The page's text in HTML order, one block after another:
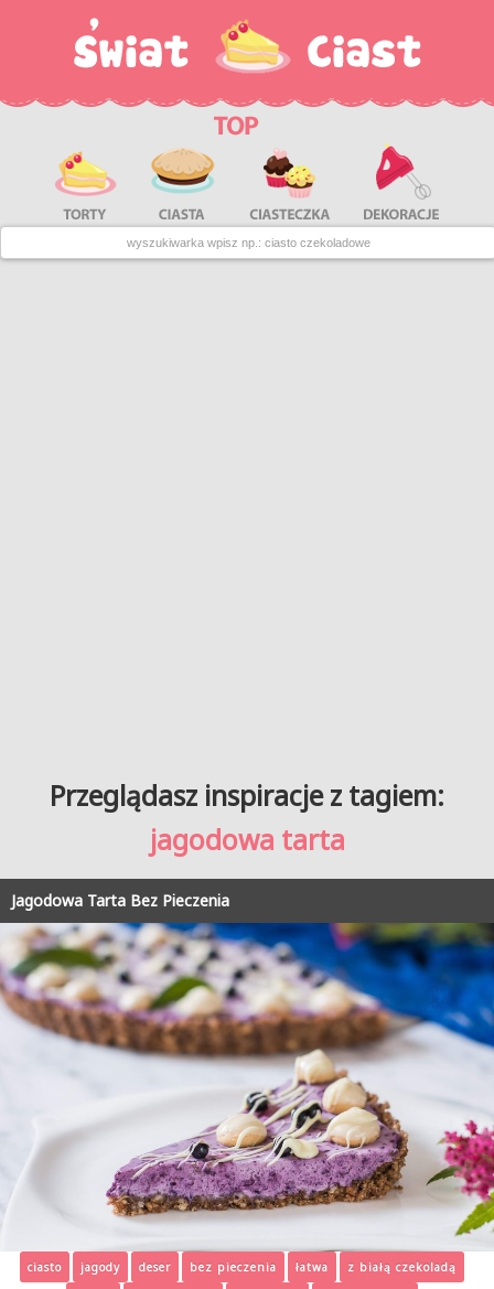
Przeglądasz inspiracje z tagiem:
jagodowa tarta
Jagodowa Tarta Bez Pieczenia
ciasto jagody deser bez pieczenia łatwa
z białą czekoladą